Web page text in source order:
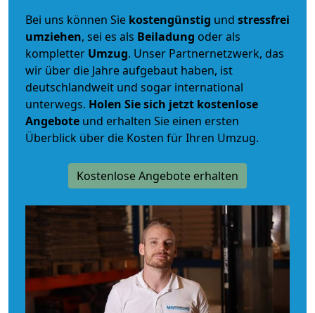
Bei uns können Sie kostengünstig und stressfrei
umziehen, sei es als Beiladung oder als
kompletter Umzug. Unser Partnernetzwerk, das
wir über die Jahre aufgebaut haben, ist
deutschlandweit und sogar international
unterwegs. Holen Sie sich jetzt kostenlose
Angebote und erhalten Sie einen ersten
Überblick über die Kosten für Ihren Umzug.
Kostenlose Angebote erhalten